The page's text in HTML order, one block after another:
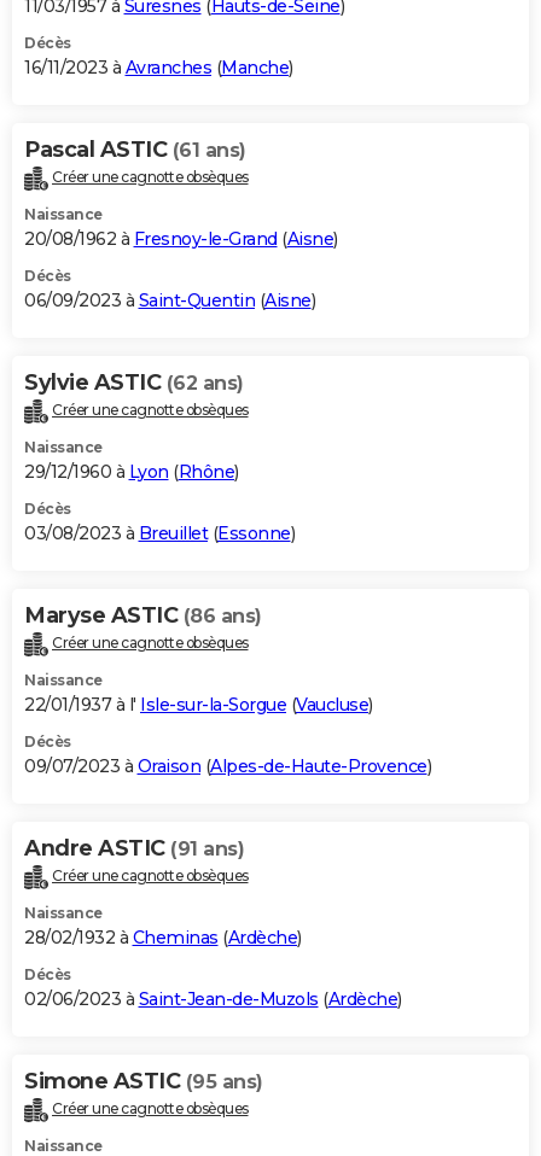
11/03/1957 à Suresnes ( Hauts-de-Seine)
Décès
16/11/2023 à Avranches (Manche)
Pascal ASTIC (61 ans)
Créer une cagnotte obsèques
Naissance
20/08/1962 à Fresnoy-le-Grand (Aisne)
Décès
06/09/2023 à Saint-Quentin (Aisne)
Sylvie ASTIC (62 ans)
Créer une cagnotte obsèques
Naissance
29/12/1960 à Lyon (Rhône)
Décès
03/08/2023 à Breuillet(Essonne)
Maryse ASTIC (86 ans)
Créer une cagnotte obsèques
Naissance
22/01/1937 à l' Isle-sur-la-Sorgue (Vaucluse)
Décès
09/07/2023 à Oraison (Alpes-de-Haute-Provence)
Andre ASTIC (91 ans)
Créer une cagnotte obsèques
Naissance
28/02/1932 à Cheminas (Ardèche)
Décès
02/06/2023 à Saint-Jean-de-Muzols (Ardèche)
Simone ASTIC (95 ans)
Créer une cagnotte obsèques
Naissance